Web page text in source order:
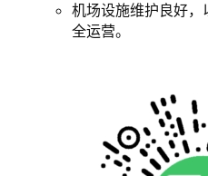
机场设施维护良好
全运营。